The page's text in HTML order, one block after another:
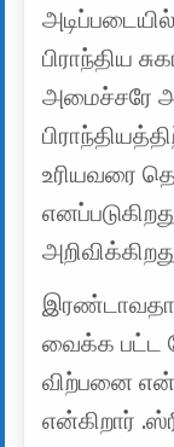
பிராந்திய
அமைச்சரே
உரியவரை
வைக்க பட்ட
விற்பனை
என்கிறார்